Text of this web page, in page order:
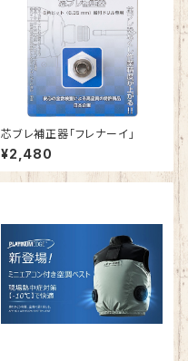
芯ブレ補正器「フレナーイ」
¥2,480